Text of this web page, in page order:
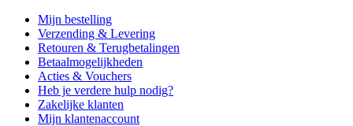
Mijn bestelling
Verzending & Levering
Retouren & Terugbetalingen
Betaalmogelijkheden
Acties & Vouchers
Heb je verdere hulp nodig?
Zakelijke klanten
Mijn klantenaccount